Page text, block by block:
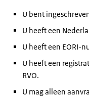
U bent
U heeft een
U heeft een EORI-
U heeft een
RVO.
U mag alleen